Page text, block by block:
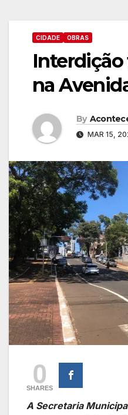
CIDADE OBRAS
na
By
MAR 15,
0
SHARES
A Secretaria